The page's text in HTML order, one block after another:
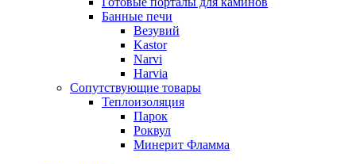
Банные печи
Везувий
Kastor
Narvi
Harvia
Сопутствующие товары
Теплоизоляция
Парок
Роквул
Минерит Фламма